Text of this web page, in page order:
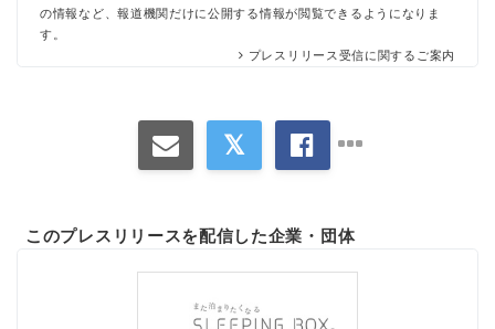
の情報など、報道機関だけに公開する情報が閲覧できるようになりま
す。
プレスリリース受信に関するご案内
このプレスリリースを配信した企業・団体